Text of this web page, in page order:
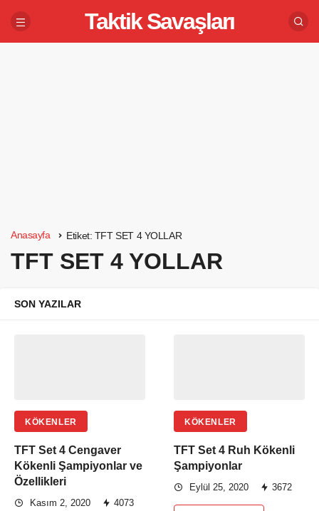
Taktik Savaşları
Anasayfa Etiket: TFT SET 4 YOLLAR
TFT SET 4 YOLLAR
SON YAZILAR
KÖKENLER
TFT Set 4 Cengaver
Kökenli Şampiyonlar ve
Özellikleri
Kasım 2, 2020 4073
KÖKENLER
TFT Set 4 Ruh Kökenli
Şampiyonlar
Eylül 25, 2020 3672